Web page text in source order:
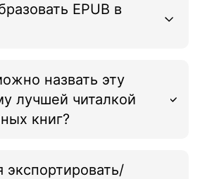
EPUB в
назвать эту
лучшей читалкой
книг?
экспортировать/